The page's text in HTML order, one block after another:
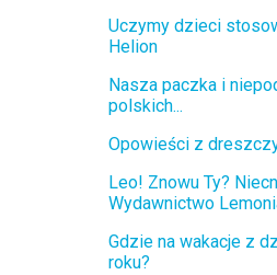
Uczymy dzieci
Helion
Nasza paczka i
polskich...
Opowieści z
Leo! Znowu Ty?
Wydawnictwo
Gdzie na wakacje z
roku?